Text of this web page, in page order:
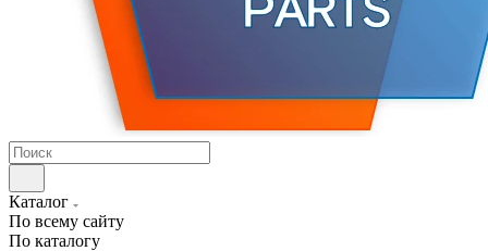
Каталог
По всему сайту
По каталогу